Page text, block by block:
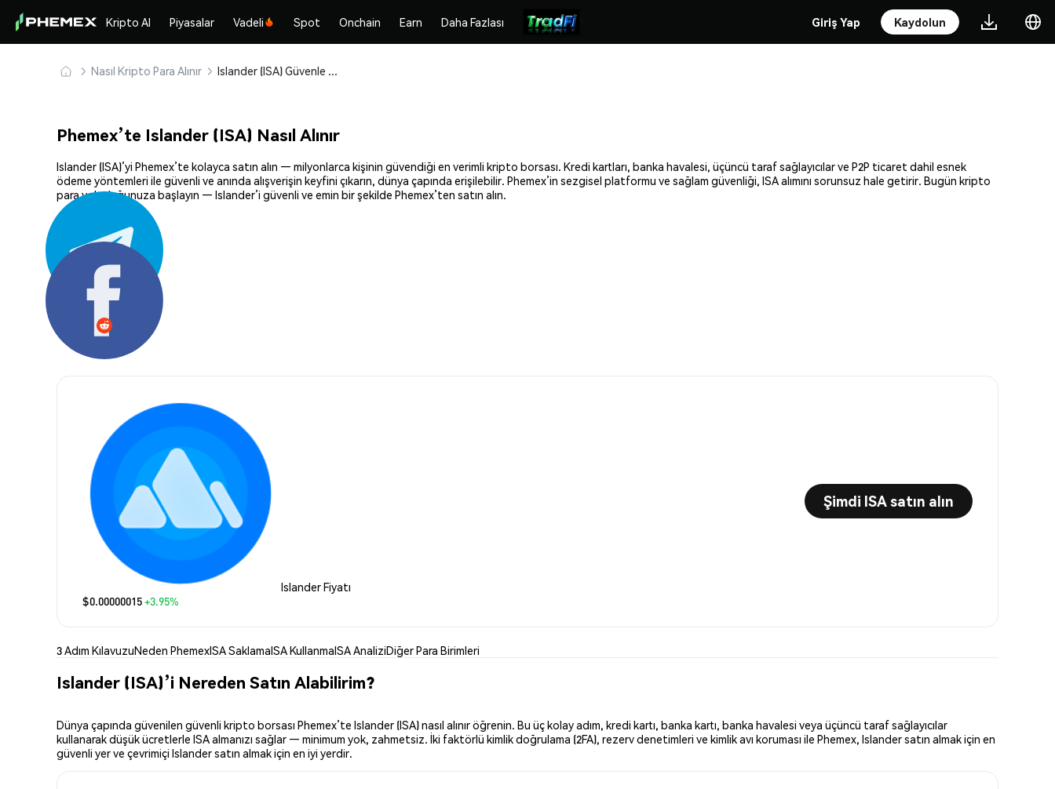
Kripto Al Piyasalar Vadeli Spot Onchain Earn Daha Fazlası Giriş Yap Kaydolun
Nasıl Kripto Para Alınır Islander (ISA) Güvenle Satın Alın ve Saklayın
Phemex’te Islander (ISA) Nasıl Alınır
Islander (ISA)’yi Phemex’te kolayca satın alın — milyonlarca kişinin güvendiği en verimli kripto borsası. Kredi kartları, banka havalesi, üçüncü taraf sağlayıcılar ve P2P ticaret dahil esnek
ödeme yöntemleri ile güvenli ve anında alışverişin keyfini çıkarın, dünya çapında erişilebilir. Phemex’in sezgisel platformu ve sağlam güvenliği, ISA alımını sorunsuz hale getirir. Bugün kripto
para yolculuğunuza başlayın — Islander’i güvenli ve emin bir şekilde Phemex’ten satın alın.
Islander Fiyatı
$0.00000015+3.95%
Şimdi ISA satın alın
3 Adım KılavuzuNeden PhemexISA SaklamaISA KullanmaISA AnaliziDiğer Para Birimleri
Islander (ISA)’i Nereden Satın Alabilirim?
Dünya çapında güvenilen güvenli kripto borsası Phemex’te Islander (ISA) nasıl alınır öğrenin. Bu üç kolay adım, kredi kartı, banka kartı, banka havalesi veya üçüncü taraf sağlayıcılar
kullanarak düşük ücretlerle ISA almanızı sağlar — minimum yok, zahmetsiz. İki faktörlü kimlik doğrulama (2FA), rezerv denetimleri ve kimlik avı koruması ile Phemex, Islander satın almak için en
güvenli yer ve çevrimiçi Islander satın almak için en iyi yerdir.